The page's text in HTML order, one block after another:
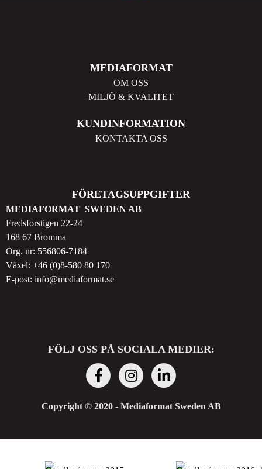
MEDIAFORMAT
OM OSS
MILJÖ & KVALITET
KUNDINFORMATION
KONTAKTA OSS
FÖRETAGSUPPGIFTER
MEDIAFORMAT SWEDEN AB
Fredsforstigen 22-24
168 67 Bromma
Org. nr: 556806-7184
Växel: +46 (0)8-580 80 170
E-post: info@mediaformat.se
FÖLJ OSS PÅ SOCIALA MEDIER:
Copyright © 2020 - Mediaformat Sweden AB